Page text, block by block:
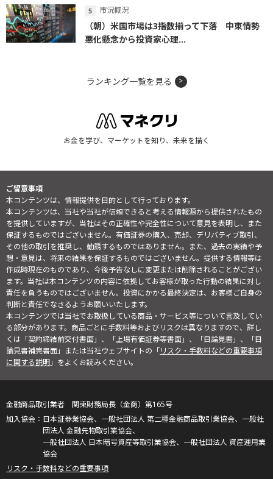
市況概況
（朝）米国市場は3指数揃って下落 中東情勢
悪化懸念から投資家心理...
ランキング一覧を見る
お金を学び、マーケットを知り、未来を描く
ご留意事項
本コンテンツは、情報提供を目的として行っております。
本コンテンツは、当社や当社が信頼できると考える情報源から提供されたもの
を提供していますが、当社はその正確性や完全性について意見を表明し、また
保証するものではございません。有価証券の購入、売却、デリバティブ取引、
その他の取引を推奨し、勧誘するものではありません。また、過去の実績や予
想・意見は、将来の結果を保証するものではございません。提供する情報等は
作成時現在のものであり、今後予告なしに変更または削除されることがござい
ます。当社は本コンテンツの内容に依拠してお客様が取った行動の結果に対し
責任を負うものではございません。投資にかかる最終決定は、お客様ご自身の
判断と責任でなさるようお願いいたします。
本コンテンツでは当社でお取扱している商品・サービス等について言及してい
る部分があります。商品ごとに手数料等およびリスクは異なりますので、詳し
くは「契約締結前交付書面」、「上場有価証券等書面」、「目論見書」、「目
論見書補完書面」または当社ウェブサイトの「リスク・手数料などの重要事項
に関する説明」をよくお読みください。
金融商品取引業者 関東財務局長（金商）第165号
日本証券業協会、一般社団法人 第二種金融商品取引業協会、一般社
団法人 金融先物取引業協会、
一般社団法人 日本暗号資産等取引業協会、一般社団法人 資産運用業
協会
リスク・手数料などの重要事項